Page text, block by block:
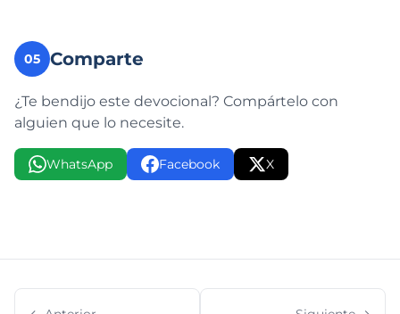
05 Comparte
¿Te bendijo este devocional? Compártelo con
alguien que lo necesite.
WhatsApp Facebook X